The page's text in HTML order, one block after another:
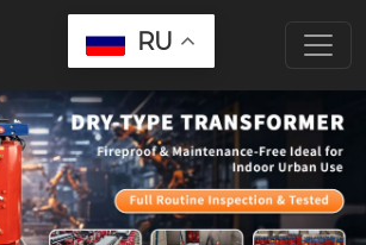
RU